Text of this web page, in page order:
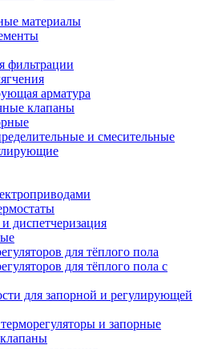
материалы
фильтрации
арматура
клапаны
и смесительные
диспетчеризация
для тёплого пола
для тёплого пола с
для запорной и регулирующей
и запорные